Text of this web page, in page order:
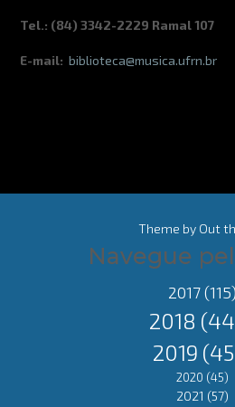
Tel.: (84) 3342-2229 Ramal 107
E-mail: biblioteca@musica.ufrn.br
Theme by Out
Navegue
2017(115)
2018
2019
2020 (45)
2021 (57)